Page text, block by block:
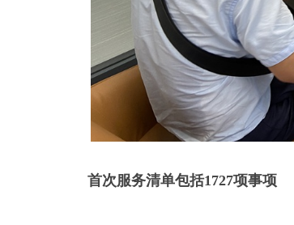
首次服务清单包括1727项事项